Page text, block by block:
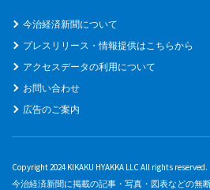
今治経済新聞について
プレスリリース・情報提供はこちらから
アクセスデータの利用について
お問い合わせ
広告のご案内
Copyright 2024 KIKAKU HYAKKA LLC All rights reserved.
今治経済新聞に掲載の記事・写真・図表などの無